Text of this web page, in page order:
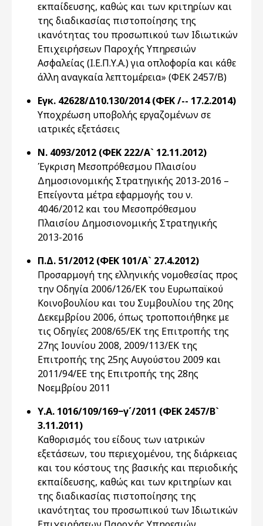
εκπαίδευσης, καθώς και των κριτηρίων και
της διαδικασίας πιστοποίησης της
ικανότητας του προσωπικού των Ιδιωτικών
Επιχειρήσεων Παροχής Υπηρεσιών
Ασφαλείας (Ι.Ε.Π.Υ.Α.) για οπλοφορία και κάθε
άλλη αναγκαία λεπτομέρεια» (ΦΕΚ 2457/Β)
Εγκ. 42628/Δ10.130/2014 (ΦΕΚ /-- 17.2.2014)
Υποχρέωση υποβολής εργαζομένων σε
ιατρικές εξετάσεις
Ν. 4093/2012 (ΦΕΚ 222/Α` 12.11.2012)
Έγκριση Μεσοπρόθεσμου Πλαισίου
Δημοσιονομικής Στρατηγικής 2013-2016 –
Επείγοντα μέτρα εφαρμογής του ν.
4046/2012 και του Μεσοπρόθεσμου
Πλαισίου Δημοσιονομικής Στρατηγικής
2013-2016
Π.Δ. 51/2012 (ΦΕΚ 101/Α` 27.4.2012)
Προσαρμογή της ελληνικής νομοθεσίας προς
την Οδηγία 2006/126/ΕΚ του Ευρωπαϊκού
Κοινοβουλίου και του Συμβουλίου της 20ης
Δεκεμβρίου 2006, όπως τροποποιήθηκε με
τις Οδηγίες 2008/65/ΕΚ της Επιτροπής της
27ης Ιουνίου 2008, 2009/113/ΕΚ της
Επιτροπής της 25ης Αυγούστου 2009 και
2011/94/ΕΕ της Επιτροπής της 28ης
Νοεμβρίου 2011
Υ.Α. 1016/109/169−γ΄/2011 (ΦΕΚ 2457/Β`
3.11.2011)
Καθορισμός του είδους των ιατρικών
εξετάσεων, του περιεχομένου, της διάρκειας
και του κόστους της βασικής και περιοδικής
εκπαίδευσης, καθώς και των κριτηρίων και
της διαδικασίας πιστοποίησης της
ικανότητας του προσωπικού των Ιδιωτικών